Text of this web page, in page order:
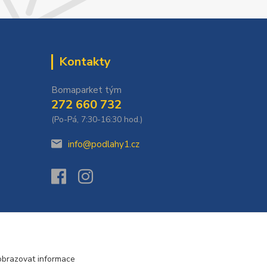
Kontakty
Bomaparket tým
272 660 732
(Po-Pá, 7:30-16:30 hod.)
info@podlahy1.cz
informace